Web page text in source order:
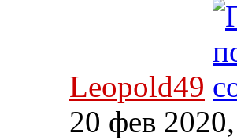
Leopold49
20 фев